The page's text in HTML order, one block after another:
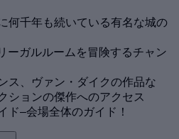
何千年も続いている有名な城の
ーガルルームを冒険するチャン
ス、ヴァン・ダイクの作品な
ションの傑作へのアクセス
ド–会場全体のガイド！